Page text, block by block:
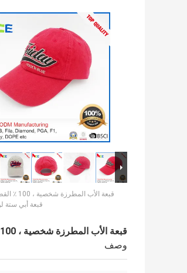
قبعة الأب المطرزة شخصية
قبعة أبي ستة
قبعة الأب المطرزة شخصية ، 100 ٪ القطن قبعة أبي ستة لوحة صديقة للبيئة
وصف